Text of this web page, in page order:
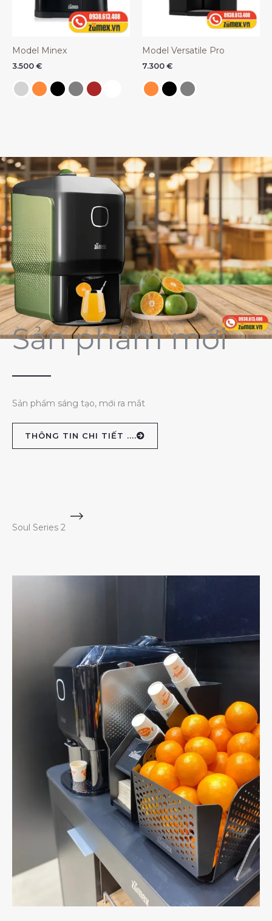
Model Minex
3.500 €
Model Versatile Pro
7.300 €
Sản phẩm mới
Sản phẩm sáng tạo, mới ra mắt
THÔNG TIN CHI TIẾT ....
Soul Series 2